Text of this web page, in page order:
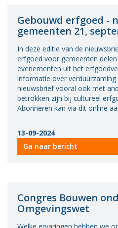
Gebouwd erfgoed -
gemeenten 21,
In deze editie van de
erfgoed voor gemeenten
evenementen uit het
informatie over verduurzaming
nieuwsbrief vooral ook met
betrokken zijn bij cultureel
Abonneren kan via dit online
13-09-2024
Ga naar bericht
Congres Bouwen
Omgevingswet